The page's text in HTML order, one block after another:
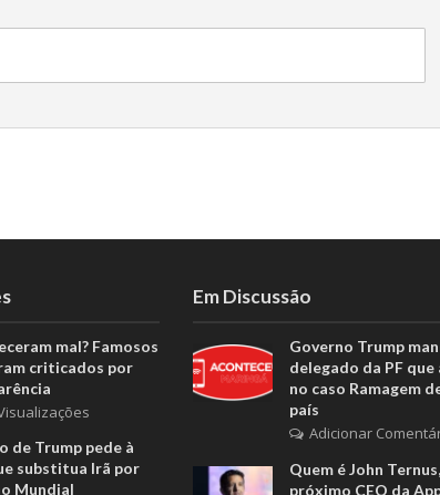
mal? Famosos
criticados por
de Trump pede à
substitua Irã por
Mundial
Em Discussão
Governo Trump
delegado da PF que
no caso Ramagem
país
Adicionar
Quem é John
próximo CEO da